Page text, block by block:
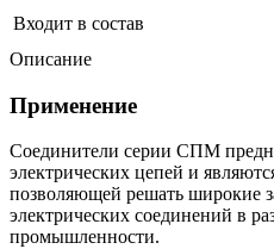
Входит в состав
Описание
Применение
Соединители серии СПМ
электрических цепей и
позволяющей решать широкие
электрических соединений в
промышленности.